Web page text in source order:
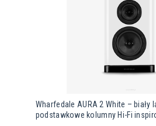
Wharfedale AURA 2 White – biały
podstawkowe kolumny Hi-Fi